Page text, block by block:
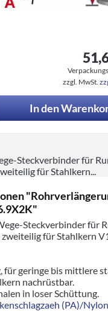
zzgl. MwSt.
In den
Steckverbinder für
für Stahlkern...
Steckverbinder für
zweiteilig für Stahlkern
für geringe bis mittlere
nachrüstbar.
in loser Schüttung.
(PA)/